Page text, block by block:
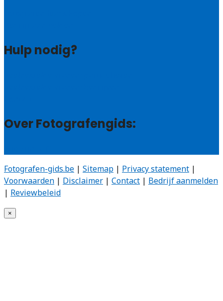
Hulp nodig?
Over Fotografengids:
Fotografen-gids.be | Sitemap | Privacy statement |
Voorwaarden | Disclaimer | Contact | Bedrijf aanmelden
| Reviewbeleid
×